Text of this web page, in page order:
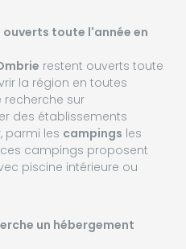
toute l'année en
restent ouverts toute
la région en toutes
recherche sur
des établissements
parmi les campings les
campings proposent
piscine intérieure ou
un hébergement